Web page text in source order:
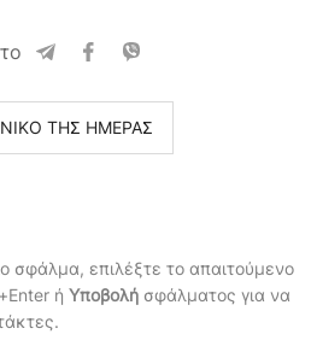
ΤΗΣ ΗΜΕΡΑΣ
σφάλμα, επιλέξτε το απαιτούμενο
ή Υποβολή σφάλματος για να